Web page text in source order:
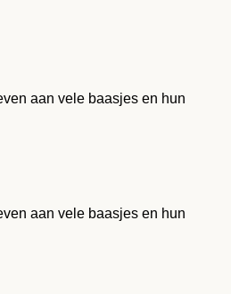
aan vele baasjes en hun
aan vele baasjes en hun